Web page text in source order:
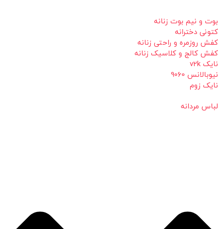
بوت و نیم بوت زنانه
کتونی دخترانه
کفش روزمره و راحتی زنانه
کفش کالج و کلاسیک زنانه
نایک v2k
نیوبالانس 9060
نایک زوم
لباس مردانه